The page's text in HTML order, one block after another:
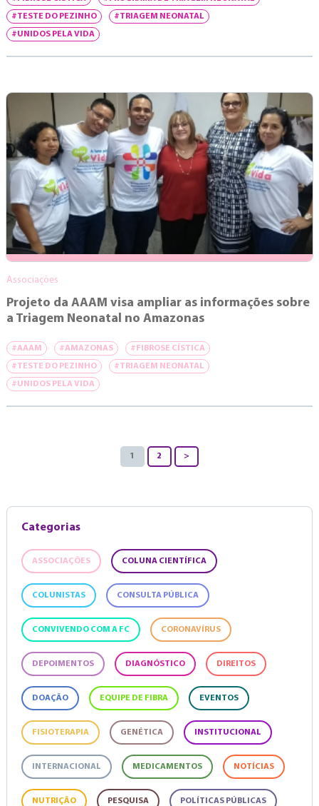
#TESTE DO PEZINHO #TRIAGEM NEONATAL
#UNIDOS PELA VIDA
Associações
Projeto da AAAM visa ampliar as informações sobre
a Triagem Neonatal no Amazonas
#AAAM #AMAZONAS #FIBROSE CÍSTICA
#TESTE DO PEZINHO #TRIAGEM NEONATAL
#UNIDOS PELA VIDA
1 2 >
Categorias
ASSOCIAÇÕES COLUNA CIENTÍFICA
COLUNISTAS CONSULTA PÚBLICA
CONVIVENDO COM A FC CORONAVÍRUS
DEPOIMENTOS DIAGNÓSTICO DIREITOS
DOAÇÃO EQUIPE DE FIBRA EVENTOS
FISIOTERAPIA GENÉTICA INSTITUCIONAL
INTERNACIONAL MEDICAMENTOS NOTÍCIAS
NUTRIÇÃO PESQUISA POLÍTICAS PÚBLICAS